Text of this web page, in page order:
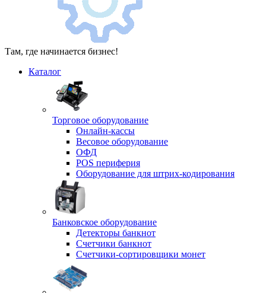
Там, где начинается бизнес!
Каталог
Торговое оборудование
Онлайн-кассы
Весовое оборудование
ОФД
POS периферия
Оборудование для штрих-кодирования
Банковское оборудование
Детекторы банкнот
Счетчики банкнот
Счетчики-сортировщики монет